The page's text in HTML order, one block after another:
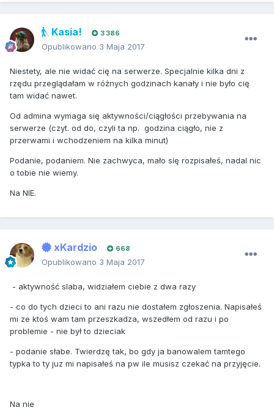
Kasia! 3 386
Opublikowano 3 Maja 2017
Niestety, ale nie widać cię na serwerze. Specjalnie kilka dni z
rzędu przeglądałam w różnych godzinach kanały i nie było cię
tam widać nawet.
Od admina wymaga się aktywności/ciągłości przebywania na
serwerze (czyt. od do, czyli ta np. godzina ciągło, nie z
przerwami i wchodzeniem na kilka minut)
Podanie, podaniem. Nie zachwyca, mało się rozpisałeś, nadal nic
o tobie nie wiemy.
Na NIE.
xKardzio 668
Opublikowano 3 Maja 2017
- aktywność slaba, widziałem ciebie z dwa razy
- co do tych dzieci to ani razu nie dostałem zgłoszenia. Napisałeś
mi ze ktoś wam tam przeszkadza, wszedłem od razu i po
problemie - nie był to dzieciak
- podanie słabe. Twierdzę tak, bo gdy ja banowalem tamtego
typka to ty juz mi napisałeś na pw ile musisz czekać na przyjęcie.
Na nie